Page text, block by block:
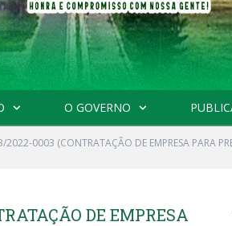
O GOVERNO
2022-0003 (CONTRATAÇÃO DE EMPRESA PARA
DE EMPRESA